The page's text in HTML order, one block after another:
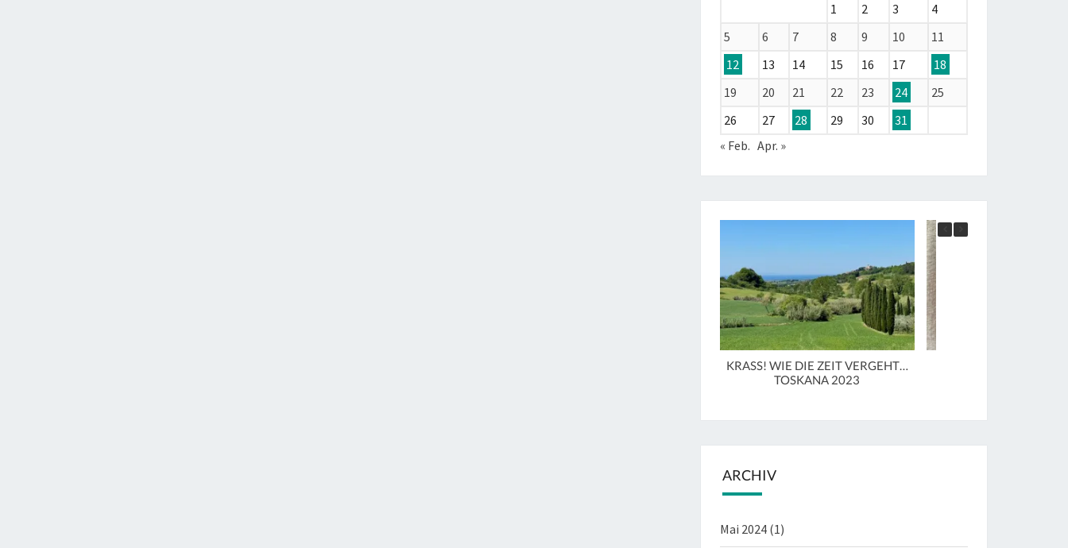
1
2 3
4
5
6 7 8 9 10
11
12
13 14 15 16 17
18
19
20 21 22 23 24
25
26
27 28 29 30
31
« Feb. Apr. »
KRASS! WIE DIE ZEIT VERGEHT…
TOSKANA 2023
ARCHIV
Mai 2024 (1)